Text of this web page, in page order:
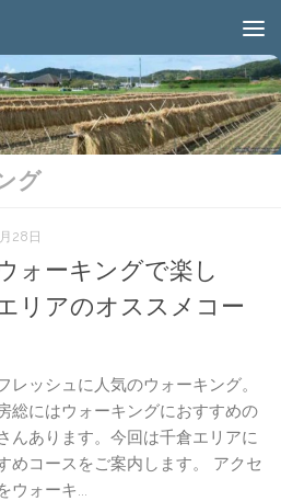
グ
28日
ォーキングで楽し
リアのオススメコー
レッシュに人気のウォーキング。
総にはウォーキングにおすすめの
んあります。今回は千倉エリアに
めコースをご案内します。 アクセ
ォーキ...